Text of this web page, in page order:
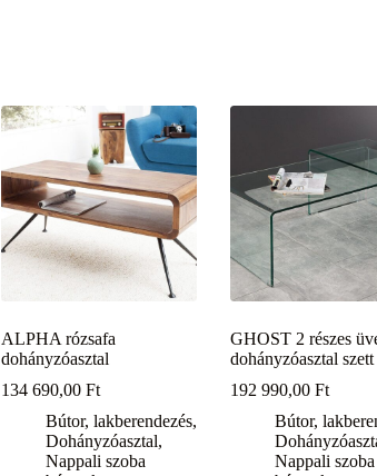
ALPHA rózsafa
dohányzóasztal
134 690,00Ft
Bútor, lakberendezés,
Dohányzóasztal,
Nappali szoba
GHOST 2 részes
dohányzóasztal szett
192 990,00Ft
Bútor,
Nappali szoba